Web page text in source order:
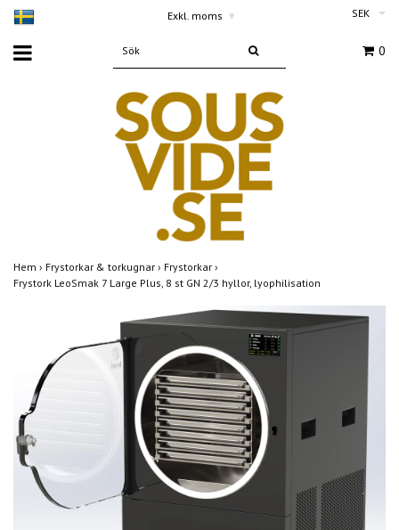
Exkl. moms ▾ SEK
0
Hem › Frystorkar & torkugnar › Frystorkar ›
Frystork LeoSmak 7 Large Plus, 8 st GN 2/3 hyllor, lyophilisation